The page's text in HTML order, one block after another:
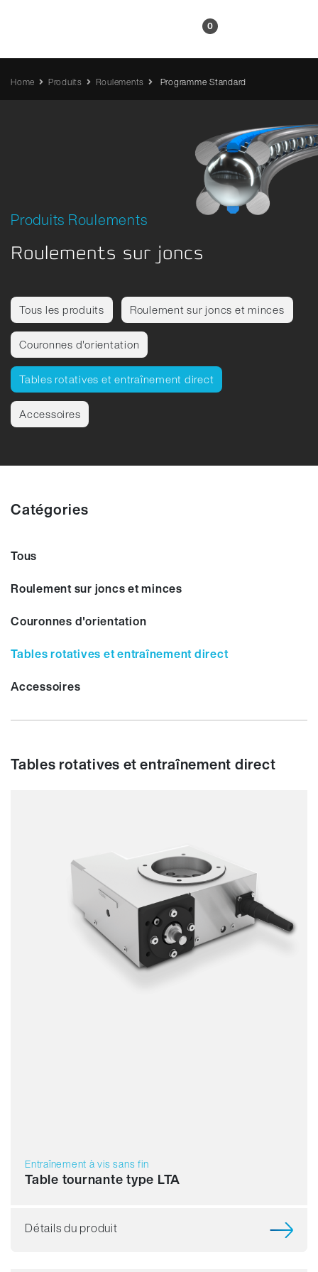
0
Home Produits Roulements Programme Standard
Produits Roulements
Roulements sur joncs
Tous les produits Roulement sur joncs et minces
Couronnes d'orientation
Tables rotatives et entraînement direct
Accessoires
Catégories
Tous
Roulement sur joncs et minces
Couronnes d'orientation
Tables rotatives et entraînement direct
Accessoires
Tables rotatives et entraînement direct
Entraînement à vis sans fin
Table tournante type LTA
Détails du produit